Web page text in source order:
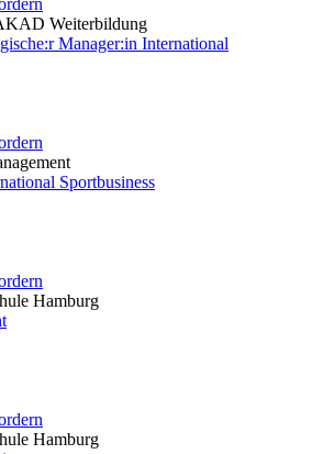
Weiterbildung
Manager:in International
Sportbusiness
Hamburg
Hamburg